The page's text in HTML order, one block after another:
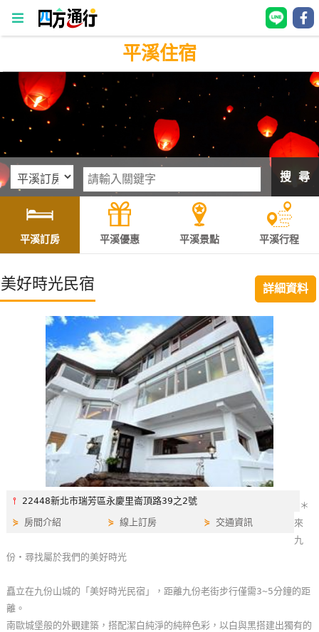
四
方
通
訂
房
灣
訂
房
直接跟飯店訂房HOT
紅
你
玩
平溪住宿
搜 尋
平溪訂房 平溪優惠 平溪景點 平溪行程
美好時光民宿 詳細資料
⫯ 22448新北市瑞芳區永慶里崙頂路39之2號
⋟ 房間介紹 ⋟線上訂房 ⋟ 交通資訊
＊
來
九
份‧尋找屬於我們的美好時光
矗立在九份山城的「美好時光民宿」，距離九份老街步行僅需3~5分鐘的距
離。
南歐城堡般的外觀建築，搭配潔白純淨的純粹色彩，以白與黑搭建出獨有的